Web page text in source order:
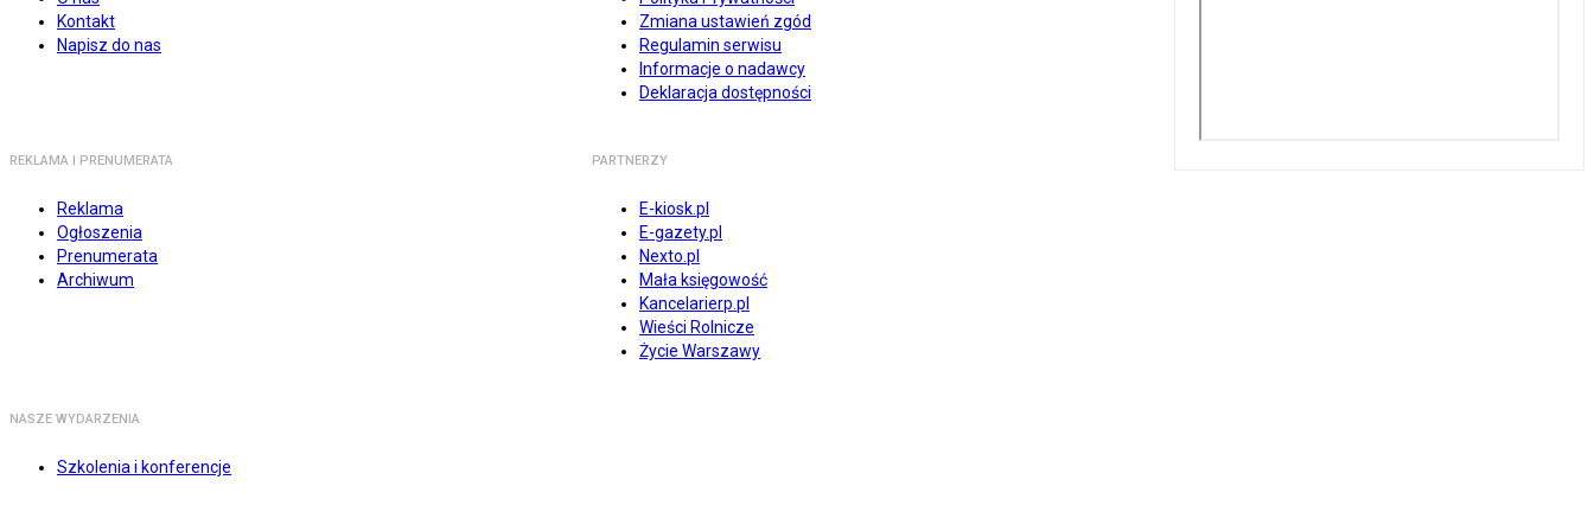
Kontakt
Napisz do nas
Zmiana ustawień zgód
Regulamin serwisu
Informacje o nadawcy
Deklaracja dostępności
REKLAMA I PRENUMERATA
Reklama
Ogłoszenia
Prenumerata
Archiwum
PARTNERZY
E-kiosk.pl
E-gazety.pl
Nexto.pl
Mała księgowość
Kancelarierp.pl
Wieści Rolnicze
Życie Warszawy
NASZE WYDARZENIA
Szkolenia i konferencje